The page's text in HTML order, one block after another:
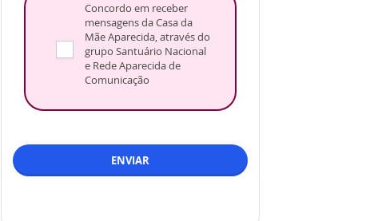
Concordo em receber
mensagens da Casa da
Mãe Aparecida, através do
grupo Santuário Nacional
e Rede Aparecida de
Comunicação
ENVIAR